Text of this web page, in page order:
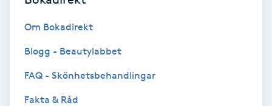
Eyeliner-tatuering
Face framing
Om Bokadirekt
Blogg - Beautylabbet
FAQ - Skönhetsbehandlingar
Fakta & Råd